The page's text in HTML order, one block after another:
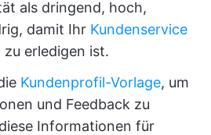
als dringend, hoch,
damit Ihr Kundenservice
erledigen ist.
Kundenprofil-Vorlage, um
und Feedback zu
Informationen für